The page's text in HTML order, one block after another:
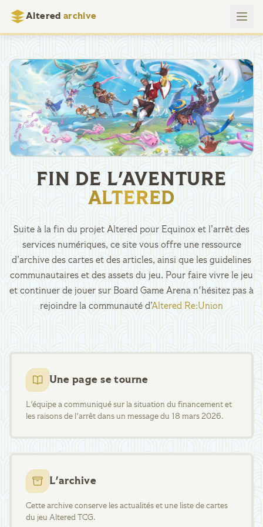
Altered archive
FIN DE L'AVENTURE
ALTERED
Suite à la fin du projet Altered pour Equinox et l’arrêt des
services numériques, ce site vous offre une ressource
d’archive des cartes et des articles, ainsi que les guidelines
communautaires et des assets du jeu. Pour faire vivre le jeu
et continuer de jouer sur Board Game Arena n'hésitez pas à
rejoindre la communauté d’Altered Re:Union
Une page se tourne
L'équipe a communiqué sur la situation du financement et
les raisons de l'arrêt dans un message du 18 mars 2026.
L'archive
Cette archive conserve les actualités et une liste de cartes
du jeu Altered TCG.